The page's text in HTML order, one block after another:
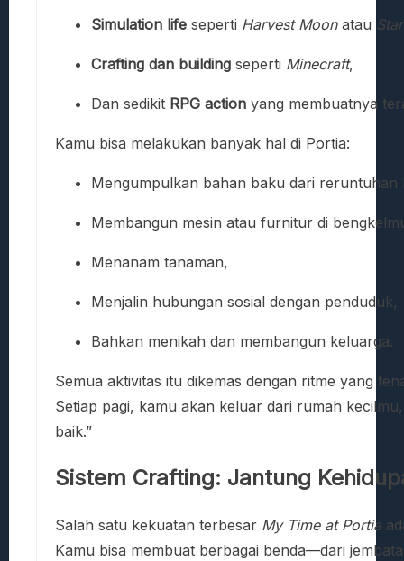
Simulation life seperti Harvest Moonatau
Crafting dan building seperti Minecraft,
Dan sedikit RPG action yang membuatnya
Kamu bisa melakukan banyak hal di Portia:
Mengumpulkan bahan baku dari reruntuhan
Membangun mesin atau furnitur di
Menanam tanaman,
Menjalin hubungan sosial dengan penduduk,
Bahkan menikah dan membangun keluarga.
Semua aktivitas itu dikemas dengan ritme yang
Setiap pagi, kamu akan keluar dari rumah
baik.”
Sistem Crafting: Jantung
Salah satu kekuatan terbesar My Time at Portia
Kamu bisa membuat berbagai benda—dari